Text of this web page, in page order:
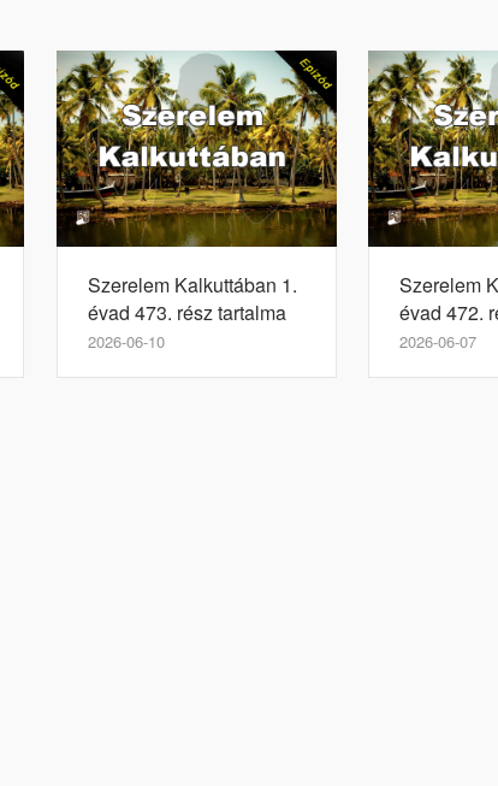
Szerelem Kalkuttában 1.
évad 473. rész tartalma
2026-06-10
Szerelem
évad 472.
2026-06-07